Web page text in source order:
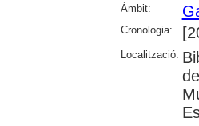
Àmbit:
Cronologia:
Localització: